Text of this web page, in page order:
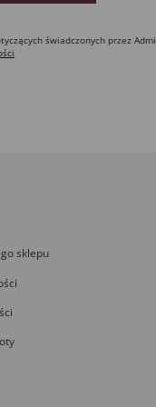
świadczonych przez
sklepu